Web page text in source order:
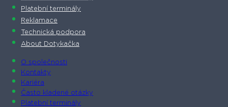
Platební terminály
Reklamace
Technická podpora
About Dotykačka
O společnosti
Kontakty
Kariéra
Často kladené otázky
Platební terminály